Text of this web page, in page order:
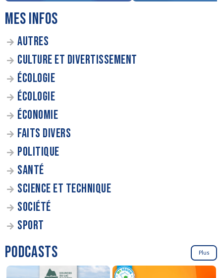
MES INFOS
AUTRES
CULTURE ET DIVERTISSEMENT
ÉCOLOGIE
ÉCOLOGIE
ÉCONOMIE
FAITS DIVERS
POLITIQUE
SANTÉ
SCIENCE ET TECHNIQUE
SOCIÉTÉ
SPORT
PODCASTS Plus